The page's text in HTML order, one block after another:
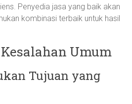
Penyedia jasa yang baik akan
kombinasi terbaik untuk hasil
Umum
Tujuan yang